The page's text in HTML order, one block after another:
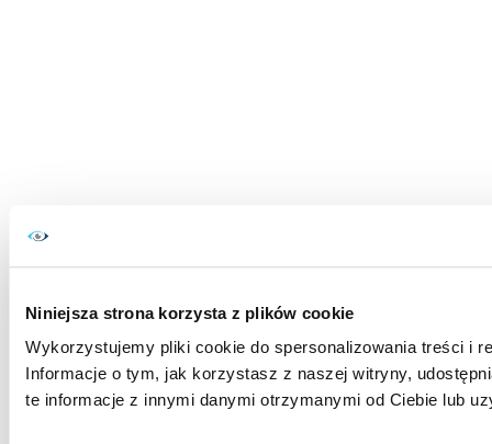
Niniejsza strona korzysta z plików cookie
Wykorzystujemy pliki cookie do spersonalizowania treści i
Informacje o tym, jak korzystasz z naszej witryny,
te informacje z innymi danymi otrzymanymi od Ciebie lub